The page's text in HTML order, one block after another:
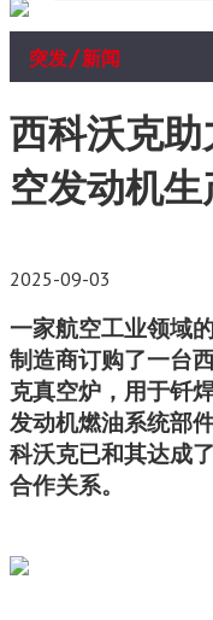
突发/新闻
西科沃克助
空发动机生
2025-09-03
一家航空工业领域
制造商订购了一台
克真空炉，用于钎
发动机燃油系统部
科沃克已和其达成
合作关系。